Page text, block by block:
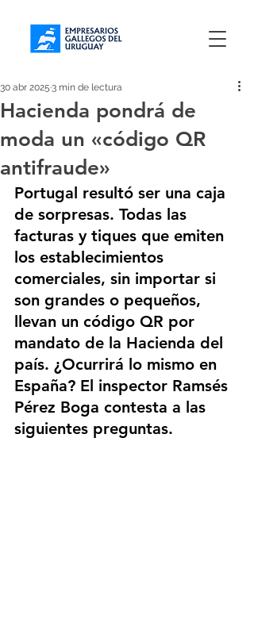
Hacienda pondrá de
moda un «código QR
antifraude»
30 abr 2025 3 min de lectura
Portugal resultó ser una caja
de sorpresas. Todas las
facturas y tiques que emiten
los establecimientos
comerciales, sin importar si
son grandes o pequeños,
llevan un código QR por
mandato de la Hacienda del
país. ¿Ocurrirá lo mismo en
España? El inspector Ramsés
Pérez Boga contesta a las
siguientes preguntas.